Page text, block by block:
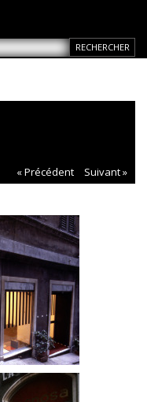
« Précédent
Suivant »